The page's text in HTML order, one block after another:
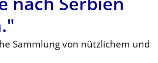
Sammlung von nützlichem und